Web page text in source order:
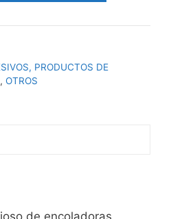
PRODUCTOS DE
, OTROS
de encoladoras